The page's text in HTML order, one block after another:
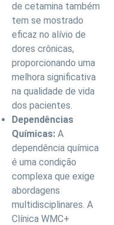
de cetamina também
tem se mostrado
eficaz no alívio de
dores crônicas,
proporcionando uma
melhora significativa
na qualidade de vida
dos pacientes.
Dependências
Químicas: A
dependência química
é uma condição
complexa que exige
abordagens
multidisciplinares. A
Clínica WMC+